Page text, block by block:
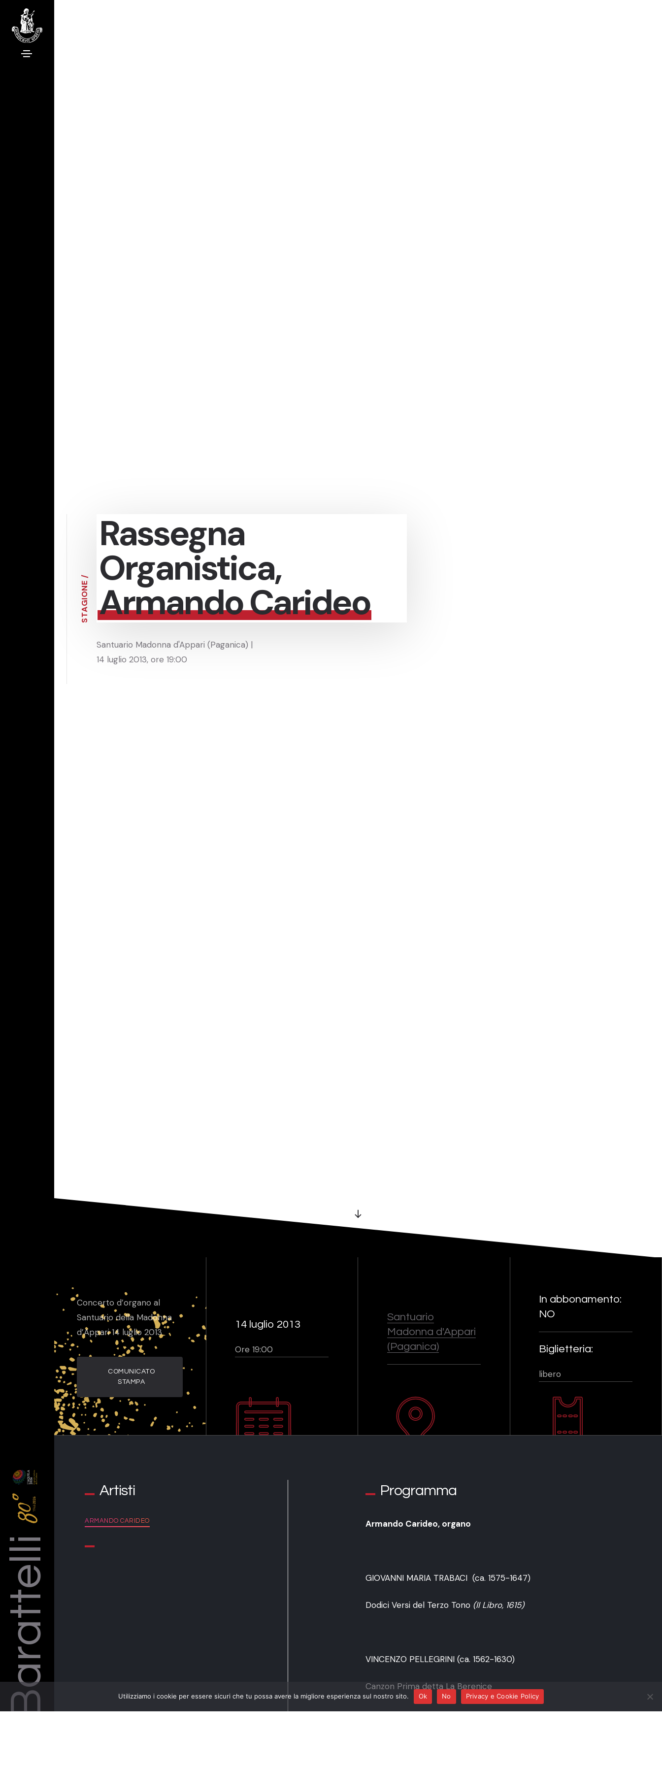
Barattelli
S
T
A
G
I
O
N
E
/
Rassegna
Organistica,
Armando Carideo
Santuario Madonna d'Appari (Paganica) |
14 luglio 2013, ore 19:00
Concerto d’organo al
Santuario della Madonna
d’Appari 14 luglio 2013
COMUNICATO
STAMPA
14 luglio 2013
Ore 19:00
Santuario
Madonna d'Appari
(Paganica)
In abbonamento:
NO
Biglietteria:
libero
Artisti
ARMANDO CARIDEO
Programma
Armando Carideo, organo
GIOVANNI MARIA TRABACI (ca. 1575-1647)
Dodici Versi del Terzo Tono (II Libro, 1615)
VINCENZO PELLEGRINI (ca. 1562-1630)
Canzon Prima detta La Berenice
Utilizziamo i cookie per essere sicuri che tu possa avere la migliore esperienza sul nostro sito. Ok No Privacy e Cookie Policy